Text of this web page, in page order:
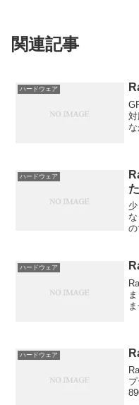
関連記事
ハードウェア
ハードウェア
た
ハードウェア
ハードウェア